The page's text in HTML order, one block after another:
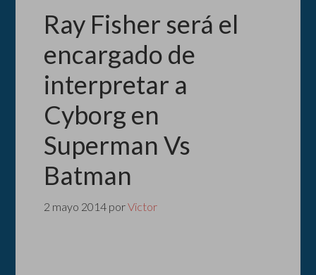
Ray Fisher será el
encargado de
interpretar a
Cyborg en
Superman Vs
Batman
2 mayo 2014 porVictor